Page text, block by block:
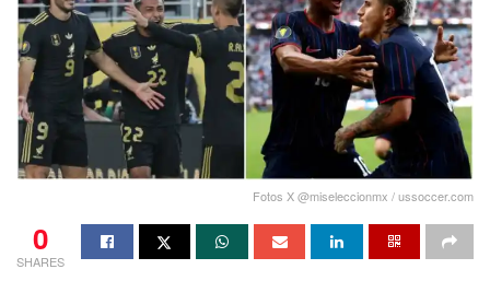
Fotos X @miseleccionmx / ussoccer.com
0
SHARES